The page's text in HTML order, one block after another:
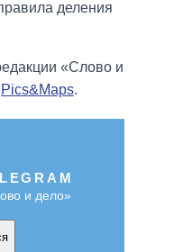
деления
«Слово и
Pics&Maps.
и дело»